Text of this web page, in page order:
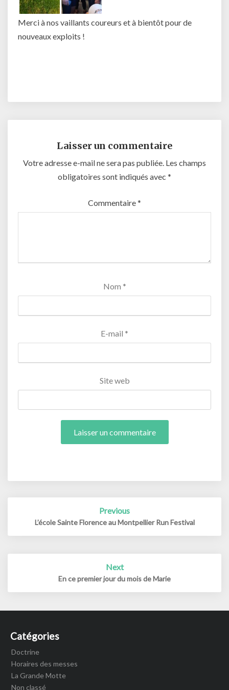
Merci à nos vaillants coureurs et à bientôt pour de
nouveaux exploits !
Laisser un commentaire
Votre adresse e-mail ne sera pas publiée. Les champs
obligatoires sont indiqués avec *
Commentaire*
Nom *
E-mail *
Site web
Previous
L’école Sainte Florence au Montpellier Run Festival
Next
En ce premier jour du mois de Marie
Catégories
Doctrine
Horaires des messes
La Grande Motte
Non classé